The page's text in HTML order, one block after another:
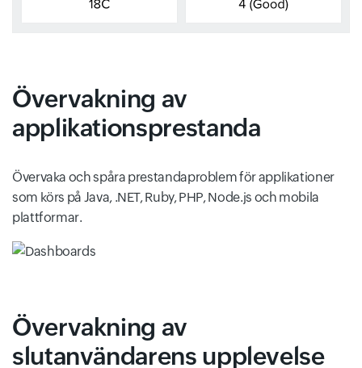
Övervakning av
applikationsprestanda
Övervaka och spåra prestandaproblem för applikationer
som körs på Java, .NET, Ruby, PHP, Node.js och mobila
plattformar.
Övervakning av
slutanvändarens upplevelse